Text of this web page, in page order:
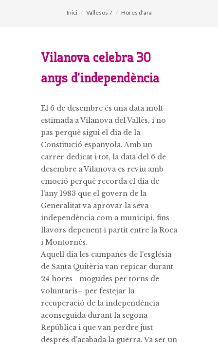
Inici Vallesos 7 Hores d'ara
Vilanova celebra 30
anys d’independència
El 6 de desembre és una data molt
estimada a Vilanova del Vallès, i no
pas perquè sigui el dia de la
Constitució espanyola. Amb un
carrer dedicat i tot, la data del 6 de
desembre a Vilanova es reviu amb
emoció perquè recorda el dia de
l'any 1983 que el govern de la
Generalitat va aprovar la seva
independència com a municipi, fins
llavors depenent i partit entre la Roca
i Montornès.
Aquell dia les campanes de l'església
de Santa Quitèria van repicar durant
24 hores –mogudes per torns de
voluntaris– per festejar la
recuperació de la independència
aconseguida durant la segona
República i que van perdre just
després d'acabada la guerra. Va ser un